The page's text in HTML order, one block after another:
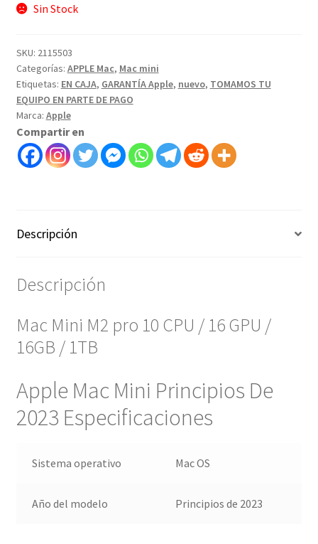
Sin Stock
SKU: 2115503
Categorías: APPLE Mac, Mac mini
Etiquetas: EN CAJA, GARANTÍA Apple, nuevo, TOMAMOS TU
EQUIPO EN PARTE DE PAGO
Marca: Apple
Compartir en
Descripción
Descripción
Mac Mini M2 pro 10 CPU / 16 GPU /
16GB / 1TB
Apple Mac Mini Principios De
2023 Especificaciones
Sistema operativo Mac OS
Año del modelo Principios de 2023